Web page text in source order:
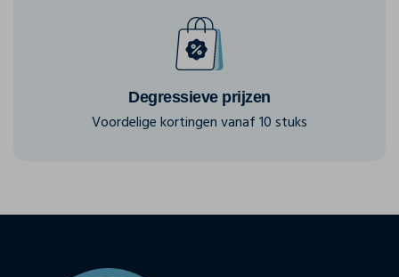
Degressieve prijzen
Voordelige kortingen vanaf 10 stuks